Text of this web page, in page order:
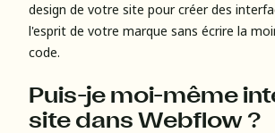
design de votre site pour créer des
l'esprit de votre marque sans écrire la
code.
Puis-je moi-même
site dans Webflow ?